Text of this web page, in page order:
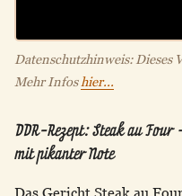
Datenschutzhinweis: Dieses
Mehr Infoshier...
DDR-Rezept: Steak au Four
mit pikanter Note
Das Gericht Steak au